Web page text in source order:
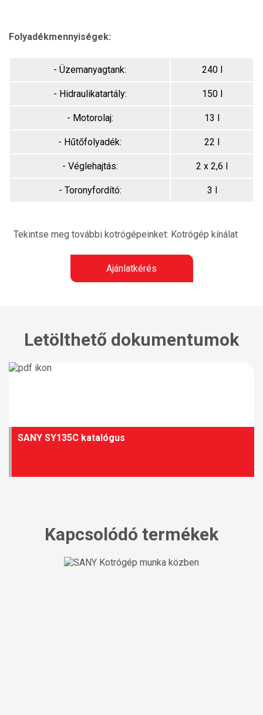
Folyadékmennyiségek:
- Üzemanyagtank: 240 l
- Hidraulikatartály: 150 l
- Motorolaj: 13 l
- Hűtőfolyadék: 22 l
- Véglehajtás: 2 x 2,6 l
- Toronyfordító: 3 l
Tekintse meg további kotrógépeinket: Kotrógép kínálat
Ajánlatkérés
Letölthető dokumentumok
SANY SY135C katalógus
Kapcsolódó termékek